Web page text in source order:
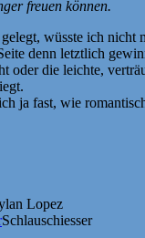
freuen können.
wüsste ich nicht
denn letztlich
oder die leichte,
ja fast, wie
Lopez
Schlauschiesser